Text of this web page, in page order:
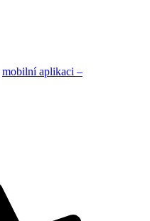
mobilní aplikaci –